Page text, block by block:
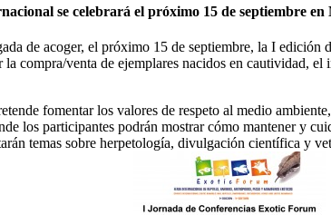
se celebrará el próximo 15 de septiembre
de acoger, el próximo 15 de septiembre, la I
compra/venta de ejemplares nacidos en cautividad,
fomentar los valores de respeto al medio
los participantes podrán mostrar cómo mantener y
temas sobre herpetología, divulgación científica y